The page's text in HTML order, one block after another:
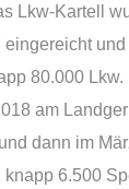
Lkw-Kartell
eingereicht
80.000
am
dann im
6.500